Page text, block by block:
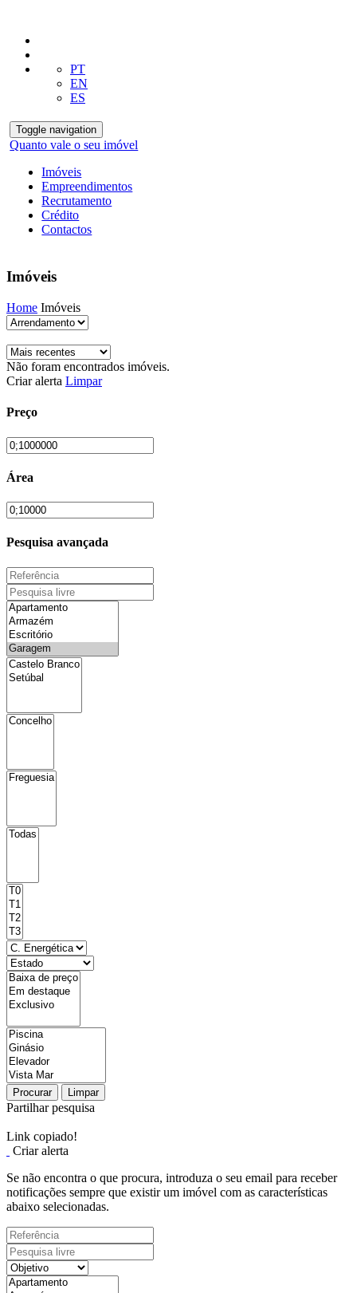
PT
EN
ES
Toggle navigation
Quanto vale o seu imóvel
Imóveis
Empreendimentos
Recrutamento
Crédito
Contactos
Imóveis
Home Imóveis
Não foram encontrados imóveis.
Criar alerta Limpar
Preço
Área
Pesquisa avançada
Procurar Limpar
Partilhar pesquisa
Link copiado!
Criar alerta
Se não encontra o que procura, introduza o seu email para receber
notificações sempre que existir um imóvel com as características
abaixo selecionadas.